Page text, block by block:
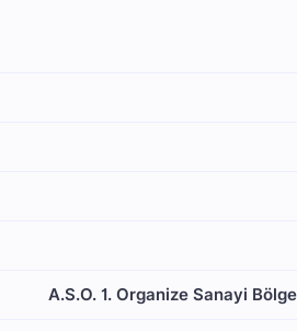
A.S.O. 1. Organize Sanayi